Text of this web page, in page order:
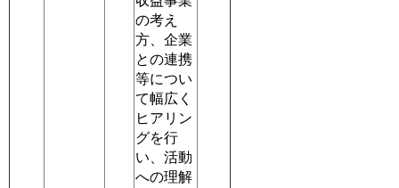
の考え
方、企業
との連携
等につい
て幅広く
ヒアリン
グを行
い、活動
への理解